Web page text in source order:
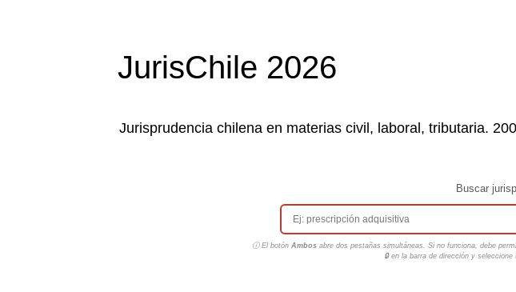
JurisChile 2026
Jurisprudencia chilena en materias civil, laboral, tributaria.
Buscar
ⓘ El botón Ambosabre dos pestañas simultáneas. Si no funciona, debe
🔒 en la barra de dirección y seleccione